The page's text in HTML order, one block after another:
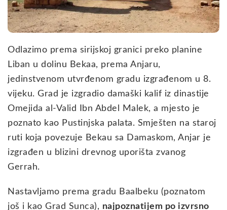
Odlazimo prema sirijskoj granici preko planine
Liban u dolinu Bekaa, prema Anjaru,
jedinstvenom utvrđenom gradu izgrađenom u 8.
vijeku. Grad je izgradio damaški kalif iz dinastije
Omejida al-Valid Ibn Abdel Malek, a mjesto je
poznato kao Pustinjska palata. Smješten na staroj
ruti koja povezuje Bekau sa Damaskom, Anjar je
izgrađen u blizini drevnog uporišta zvanog
Gerrah.
Nastavljamo prema gradu Baalbeku (poznatom
još i kao Grad Sunca), najpoznatijem po izvrsno